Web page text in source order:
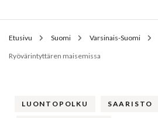
Etusivu Suomi Varsinais-Suomi
Ryövärintyttären maisemissa
LUONTOPOLKU SAARISTO